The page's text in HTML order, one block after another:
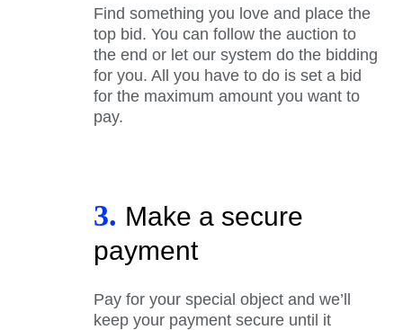
Find something you love and place the
top bid. You can follow the auction to
the end or let our system do the bidding
for you. All you have to do is set a bid
for the maximum amount you want to
pay.
3. Make a secure
payment
Pay for your special object and we’ll
keep your payment secure until it